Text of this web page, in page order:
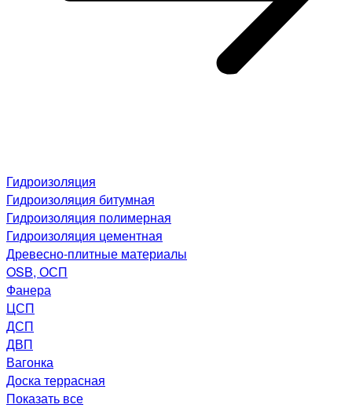
Гидроизоляция
Гидроизоляция битумная
Гидроизоляция полимерная
Гидроизоляция цементная
Древесно-плитные материалы
OSB, ОСП
Фанера
ЦСП
ДСП
ДВП
Вагонка
Доска террасная
Показать все